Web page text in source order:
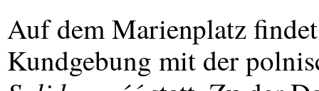
Auf dem Marienplatz
Kundgebung mit der